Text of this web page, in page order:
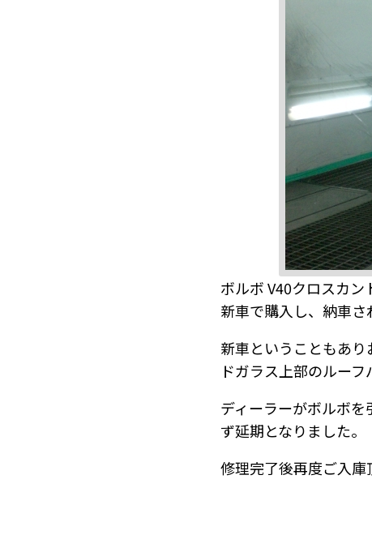
ボルボ V40クロスカ
新車で購入し、納車さ
新車ということもあ
ドガラス上部のルー
ディーラーがボルボ
ず延期となりました。
修理完了後再度ご入庫